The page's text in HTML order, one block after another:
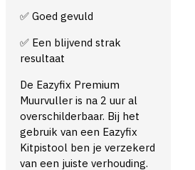
✅ Goed gevuld
✅ Een blijvend strak
resultaat
De Eazyfix Premium
Muurvuller is na 2 uur al
overschilderbaar. Bij het
gebruik van een Eazyfix
Kitpistool ben je verzekerd
van een juiste verhouding.